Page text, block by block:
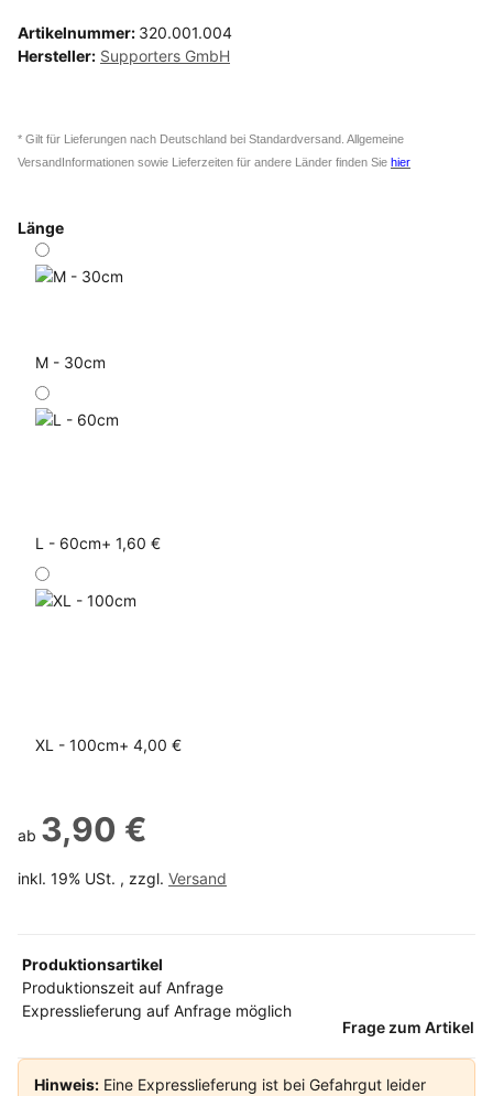
Artikelnummer: 320.001.004
Hersteller: Supporters GmbH
* Gilt für Lieferungen nach Deutschland bei Standardversand. Allgemeine
VersandInformationen sowie Lieferzeiten für andere Länder finden Sie hier
Länge
M - 30cm
L - 60cm+ 1,60 €
XL - 100cm+ 4,00 €
ab 3,90 €
inkl. 19% USt. , zzgl. Versand
Produktionsartikel
Produktionszeit auf Anfrage
Expresslieferung auf Anfrage möglich
Frage zum Artikel
Hinweis: Eine Expresslieferung ist bei Gefahrgut leider